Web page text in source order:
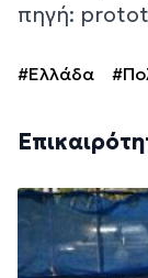
πηγή:
#Ελλάδα